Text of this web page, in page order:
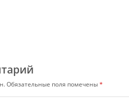
Обязательные поля помечены*